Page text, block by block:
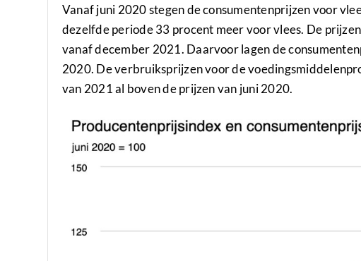
Vanaf juni 2020 stegen de consumentenprijzen voor
dezelfde periode 33 procent meer voor vlees. De
vanaf december 2021. Daarvoor lagen de
2020. De verbruiksprijzen voor de
van 2021 al boven de prijzen van juni 2020.